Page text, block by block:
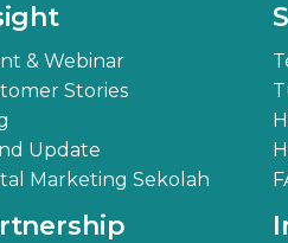
& Webinar
Stories
Update
Marketing Sekolah